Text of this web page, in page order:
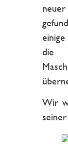
Wir